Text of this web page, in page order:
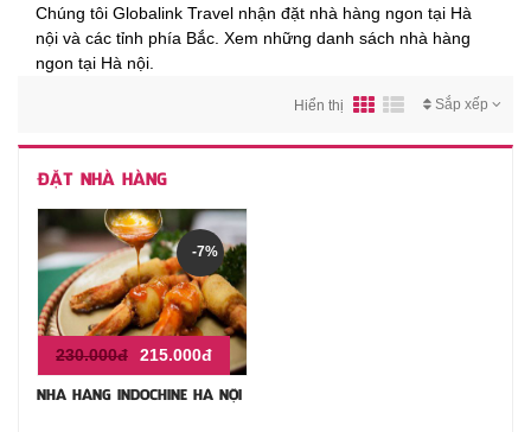
Chúng tôi Globalink Travel nhận đặt nhà hàng ngon tại Hà
nội và các tỉnh phía Bắc. Xem những danh sách nhà hàng
ngon tại Hà nội.
Sắp xếp
Hiển thị
ĐẶT NHÀ HÀNG
230.000đ 215.000đ
-7%
NHÀ HÀNG INDOCHINE HÀ NỘI